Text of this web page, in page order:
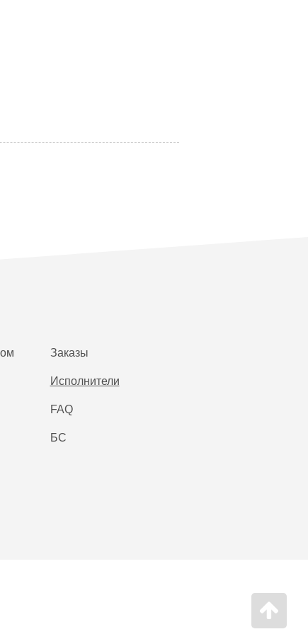
Заказы
Исполнители
FAQ
БС